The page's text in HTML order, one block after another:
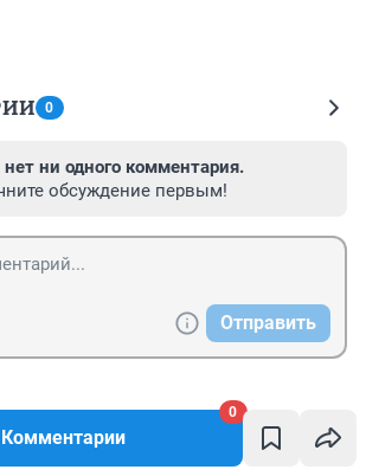
Комментарии
0
0
нет ни одного комментария.
обсуждение первым!
Отправить